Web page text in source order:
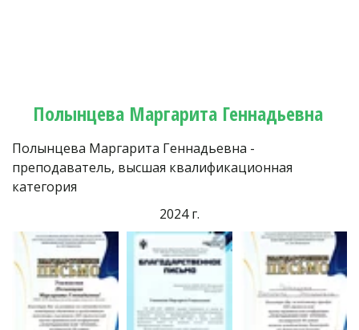
Полынцева Маргарита Геннадьевна
Полынцева Маргарита Геннадьевна -
преподаватель, высшая квалификационная
категория
2024 г.